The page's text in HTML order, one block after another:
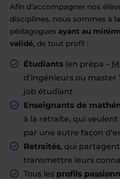
Afin d’accompagner nos
disciplines, nous sommes à
pédagogues ayant au
validé, de tout profil :
Étudiants (en prépa –
d’ingénieurs ou master
job étudiant
Enseignants de
à la retraite, qui
par une autre façon
Retraités, qui
transmettre leurs
Tous les profils